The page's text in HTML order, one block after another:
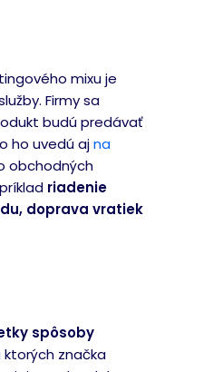
mixu je
Firmy sa
budú predávať
ho uvedú ajna
obchodných
riadenie
doprava vratiek
spôsoby
značka